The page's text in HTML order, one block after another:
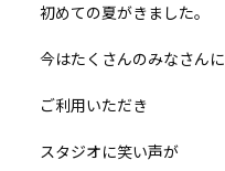
初めての夏がきました。
今はたくさんのみなさんに
ご利用いただき
スタジオに笑い声が